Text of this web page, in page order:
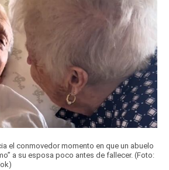
el conmovedor momento en que un abuelo
a su esposa poco antes de fallecer. (Foto: